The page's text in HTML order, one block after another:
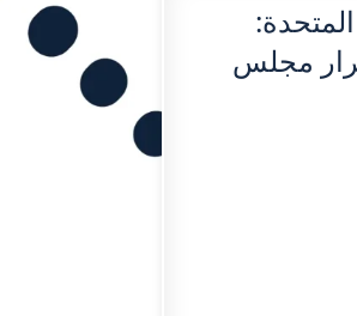
التنفيذية بقرار مجلس